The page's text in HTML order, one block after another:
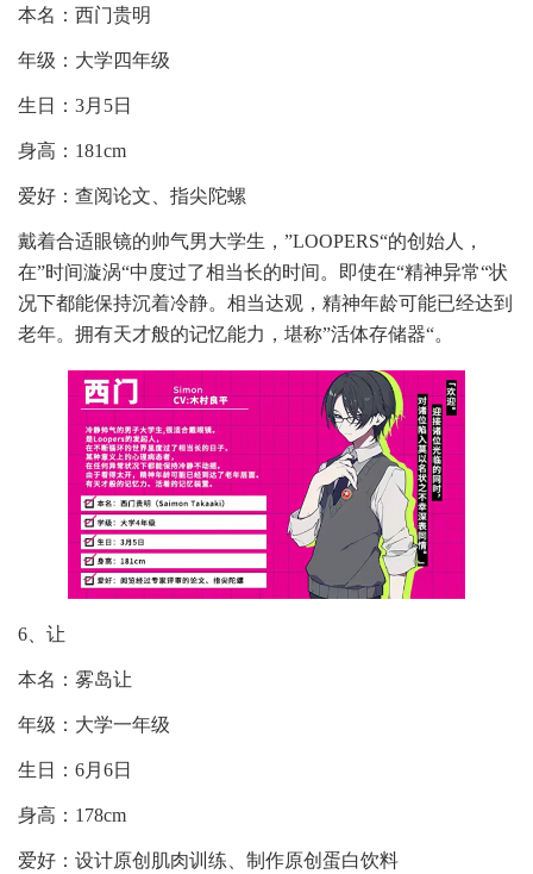
本名：西门贵明
年级：大学四年级
生日：3月5日
身高：181cm
爱好：查阅论文、指尖陀螺
戴着合适眼镜的帅气男大学生，”LOOPERS“的创始人，
在”时间漩涡“中度过了相当长的时间。即使在“精神异常“状
况下都能保持沉着冷静。相当达观，精神年龄可能已经达到
老年。拥有天才般的记忆能力，堪称”活体存储器“。
6、让
本名：雾岛让
年级：大学一年级
生日：6月6日
身高：178cm
爱好：设计原创肌肉训练、制作原创蛋白饮料